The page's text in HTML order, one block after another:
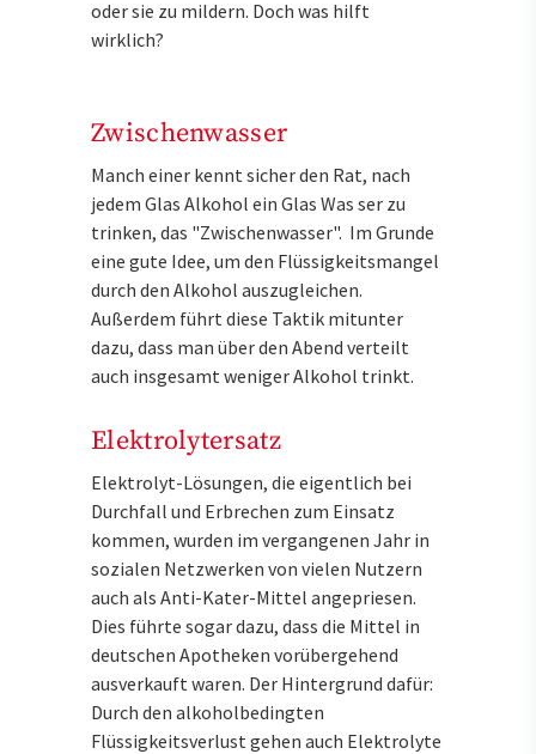
oder sie zu mildern. Doch was hilft
wirklich?
Zwischenwasser
Manch einer kennt sicher den Rat, nach
jedem Glas Alkohol ein Glas Was ser zu
trinken, das "Zwischenwasser". Im Grunde
eine gute Idee, um den Flüssigkeitsmangel
durch den Alkohol auszugleichen.
Außerdem führt diese Taktik mitunter
dazu, dass man über den Abend verteilt
auch insgesamt weniger Alkohol trinkt.
Elektrolytersatz
Elektrolyt-Lösungen, die eigentlich bei
Durchfall und Erbrechen zum Einsatz
kommen, wurden im vergangenen Jahr in
sozialen Netzwerken von vielen Nutzern
auch als Anti-Kater-Mittel angepriesen.
Dies führte sogar dazu, dass die Mittel in
deutschen Apotheken vorübergehend
ausverkauft waren. Der Hintergrund dafür:
Durch den alkoholbedingten
Flüssigkeitsverlust gehen auch Elektrolyte